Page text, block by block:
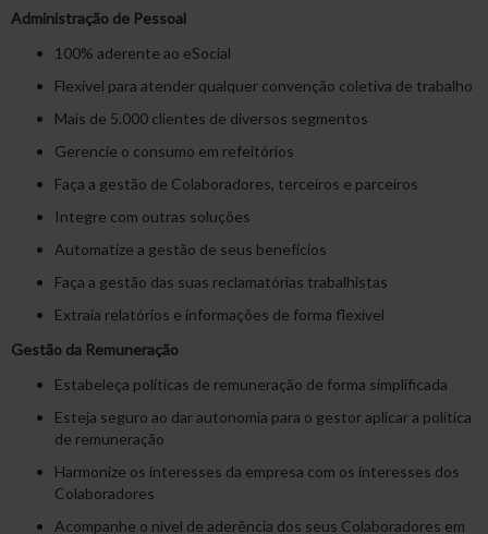
Administração de Pessoal
100% aderente ao eSocial
Flexível para atender qualquer convenção coletiva de trabalho
Mais de 5.000 clientes de diversos segmentos
Gerencie o consumo em refeitórios
Faça a gestão de Colaboradores, terceiros e parceiros
Integre com outras soluções
Automatize a gestão de seus benefícios
Faça a gestão das suas reclamatórias trabalhistas
Extraia relatórios e informações de forma flexível
Gestão da Remuneração
Estabeleça políticas de remuneração de forma simplificada
Esteja seguro ao dar autonomia para o gestor aplicar a política
de remuneração
Harmonize os interesses da empresa com os interesses dos
Colaboradores
Acompanhe o nível de aderência dos seus Colaboradores em